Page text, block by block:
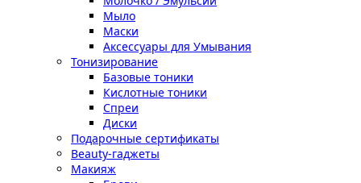
Мыло
Маски
Аксессуары для Умывания
Тонизирование
Базовые тоники
Кислотные тоники
Спреи
Диски
Подарочные сертификаты
Beauty-гаджеты
Макияж